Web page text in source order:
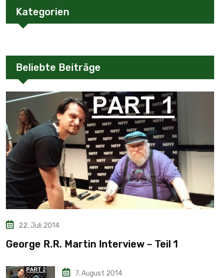
Kategorien
Beliebte Beiträge
22. Juli 2014
George R.R. Martin Interview – Teil 1
7. August 2014